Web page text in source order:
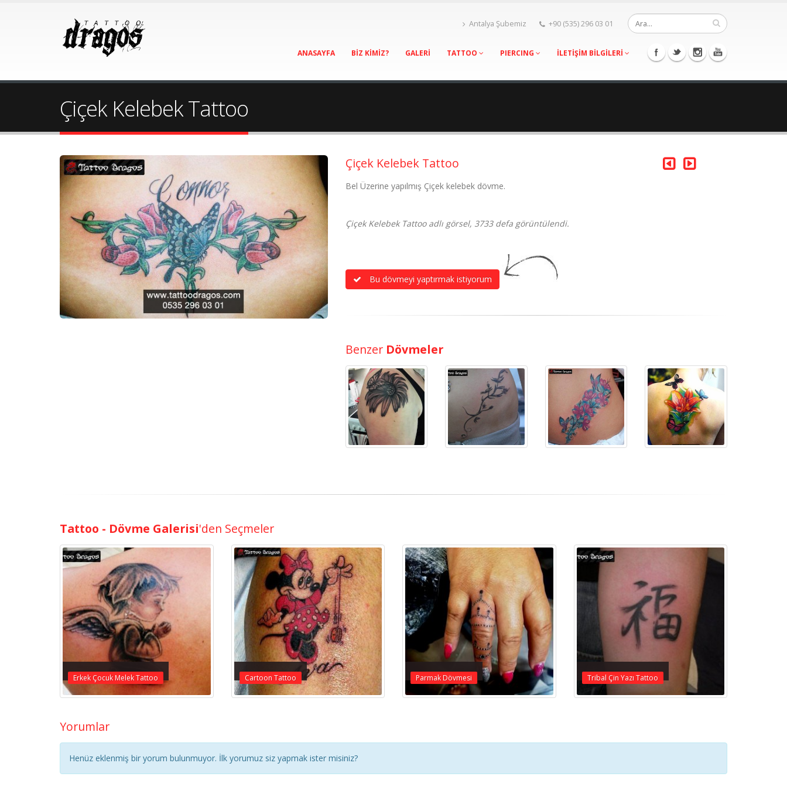
Antalya Şubemiz +90 (535) 296 03 01
ANASAYFA BİZ KİMİZ? GALERİ TATTOO PIERCING İLETİŞİM BİLGİLERİ
Çiçek Kelebek Tattoo
Çiçek Kelebek Tattoo
Bel Üzerine yapılmış Çiçek kelebek dövme.
Çiçek Kelebek Tattoo adlı görsel, 3733 defa görüntülendi.
Bu dövmeyi yaptırmak istiyorum
Benzer Dövmeler
Tattoo - Dövme Galerisi'den Seçmeler
Erkek Çocuk Melek Tattoo Cartoon Tattoo Parmak Dövmesi Tribal Çin Yazı Tattoo
Yorumlar
Henüz eklenmiş bir yorum bulunmuyor. İlk yorumuz siz yapmak ister misiniz?